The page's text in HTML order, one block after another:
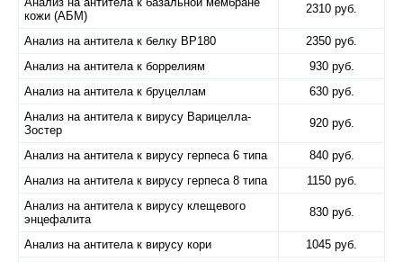
кожи (АБМ)
2310 руб.
Анализ на антитела к белку BP180
2350 руб.
Анализ на антитела к боррелиям
930 руб.
Анализ на антитела к бруцеллам
630 руб.
Анализ на антитела к вирусу Варицелла-
Зостер
920 руб.
Анализ на антитела к вирусу герпеса 6 типа
840 руб.
Анализ на антитела к вирусу герпеса 8 типа
1150 руб.
Анализ на антитела к вирусу клещевого
энцефалита
830 руб.
Анализ на антитела к вирусу кори
1045 руб.